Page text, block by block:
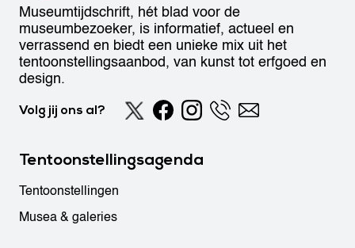
Museumtijdschrift, hét blad voor de
museumbezoeker, is informatief, actueel en
verrassend en biedt een unieke mix uit het
tentoonstellingsaanbod, van kunst tot erfgoed en
design.
Volg jij ons al?
Tentoonstellingsagenda
Tentoonstellingen
Musea & galeries